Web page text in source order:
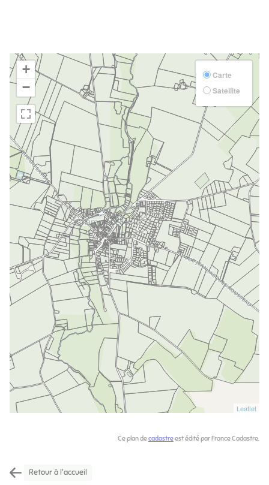
Ce plan decadastreest édité par France Cadastre.
Retour à l'accueil